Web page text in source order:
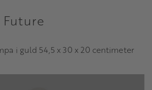
i guld 54,5 x 30 x 20 centimeter